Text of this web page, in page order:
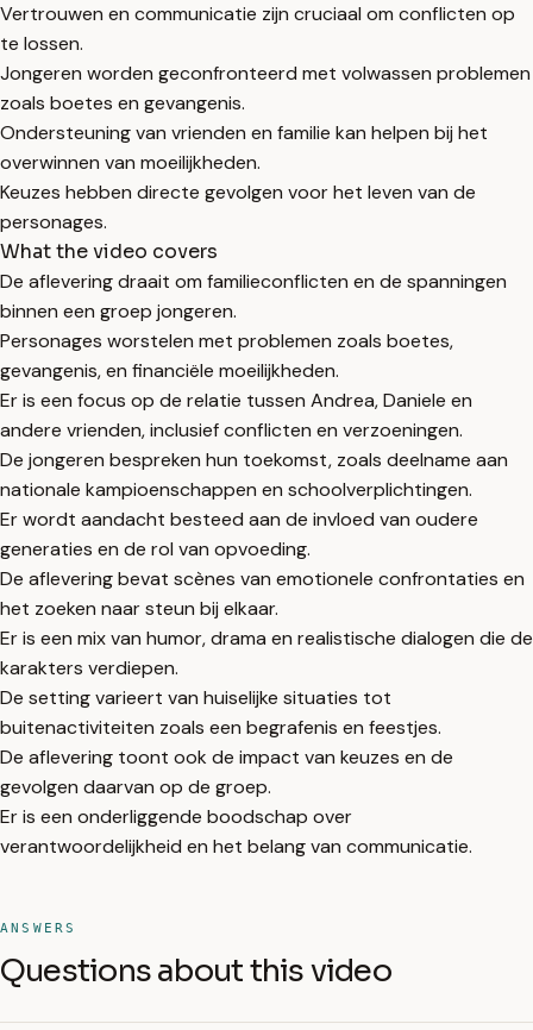
Vertrouwen en communicatie zijn cruciaal om conflicten op
te lossen.
Jongeren worden geconfronteerd met volwassen problemen
zoals boetes en gevangenis.
Ondersteuning van vrienden en familie kan helpen bij het
overwinnen van moeilijkheden.
Keuzes hebben directe gevolgen voor het leven van de
personages.
What the video covers
De aflevering draait om familieconflicten en de spanningen
binnen een groep jongeren.
Personages worstelen met problemen zoals boetes,
gevangenis, en financiële moeilijkheden.
Er is een focus op de relatie tussen Andrea, Daniele en
andere vrienden, inclusief conflicten en verzoeningen.
De jongeren bespreken hun toekomst, zoals deelname aan
nationale kampioenschappen en schoolverplichtingen.
Er wordt aandacht besteed aan de invloed van oudere
generaties en de rol van opvoeding.
De aflevering bevat scènes van emotionele confrontaties en
het zoeken naar steun bij elkaar.
Er is een mix van humor, drama en realistische dialogen die de
karakters verdiepen.
De setting varieert van huiselijke situaties tot
buitenactiviteiten zoals een begrafenis en feestjes.
De aflevering toont ook de impact van keuzes en de
gevolgen daarvan op de groep.
Er is een onderliggende boodschap over
verantwoordelijkheid en het belang van communicatie.
ANSWERS
Questions about this video